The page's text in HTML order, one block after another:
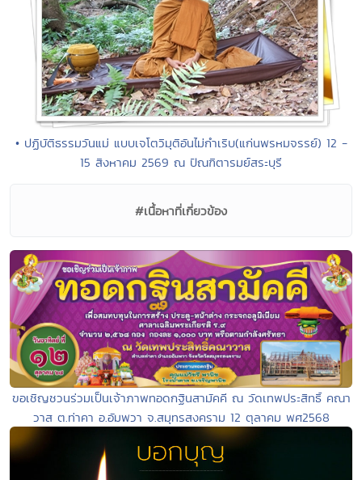
• ปฏิบัติธรรมวันแม่ แบบเจโตวิมุติอันไม่กำเริบ(แก่นพรหมจรรย์) 12 -
15 สิงหาคม 2569 ณ ปัณฑิตารมย์สระบุรี
#เนื้อหาที่เกี่ยวข้อง
ขอเชิญชวนร่วมเป็นเจ้าภาพทอดกฐินสามัคคี ณ วัดเทพประสิทธิ์ คณา
วาส ต.ท่าคา อ.อัมพวา จ.สมุทรสงคราม 12 ตุลาคม พศ2568